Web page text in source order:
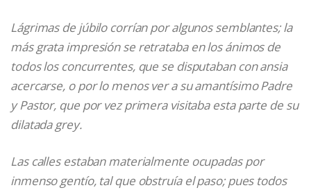
Lágrimas de júbilo corrían por algunos semblantes; la
más grata impresión se retrataba en los ánimos de
todos los concurrentes, que se disputaban con ansia
acercarse, o por lo menos ver a su amantísimo Padre
y Pastor, que por vez primera visitaba esta parte de su
dilatada grey.
Las calles estaban materialmente ocupadas por
inmenso gentío, tal que obstruía el paso; pues todos